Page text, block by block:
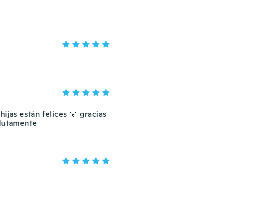
están felices 🌹 gracias